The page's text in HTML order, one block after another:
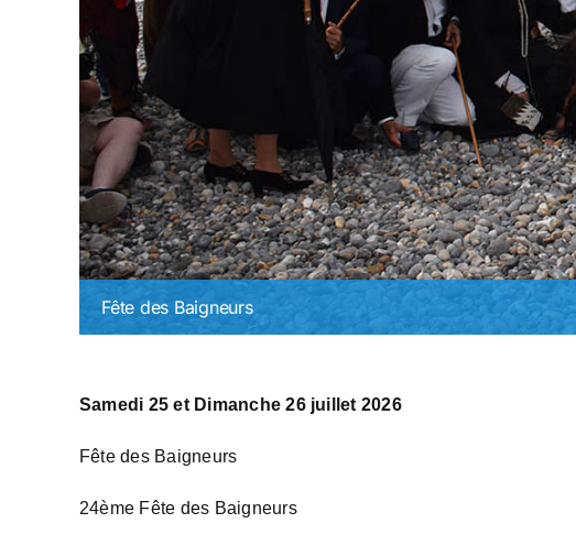
Fête des Baigneurs
Samedi 25 et Dimanche 26 juillet 2026
Fête des Baigneurs
24ème Fête des Baigneurs